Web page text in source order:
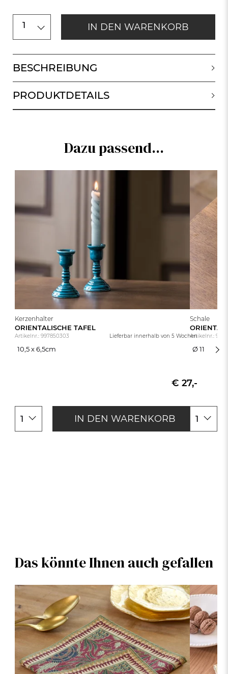
1 IN DEN WARENKORB
BESCHREIBUNG
PRODUKTDETAILS
Dazu passend...
Kerzenhalter
ORIENTALISCHE TAFEL
Artikelnr.: 997850303 Lieferbar innerhalb von 5 Wochen
10,5 x 6,5cm
€ 27,-
1 IN DEN WARENKORB
Schale
Artikelnr.:
Ø 11
1
Das könnte Ihnen auch gefallen